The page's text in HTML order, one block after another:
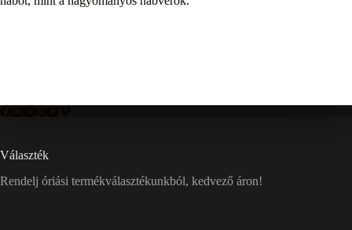
Választék
Rendelj óriási termékválasztékunkból, kedvező áron!